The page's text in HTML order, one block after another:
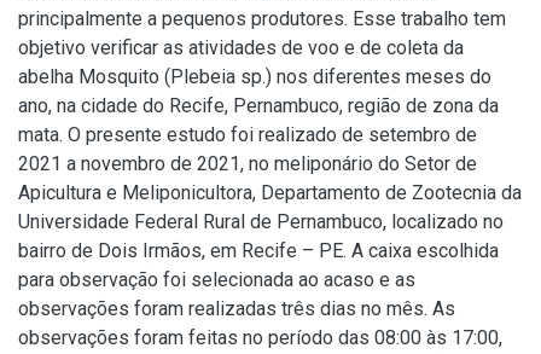
principalmente a pequenos produtores. Esse trabalho tem
objetivo verificar as atividades de voo e de coleta da
abelha Mosquito (Plebeia sp.) nos diferentes meses do
ano, na cidade do Recife, Pernambuco, região de zona da
mata. O presente estudo foi realizado de setembro de
2021 a novembro de 2021, no meliponário do Setor de
Apicultura e Meliponicultora, Departamento de Zootecnia da
Universidade Federal Rural de Pernambuco, localizado no
bairro de Dois Irmãos, em Recife – PE. A caixa escolhida
para observação foi selecionada ao acaso e as
observações foram realizadas três dias no mês. As
observações foram feitas no período das 08:00 às 17:00,